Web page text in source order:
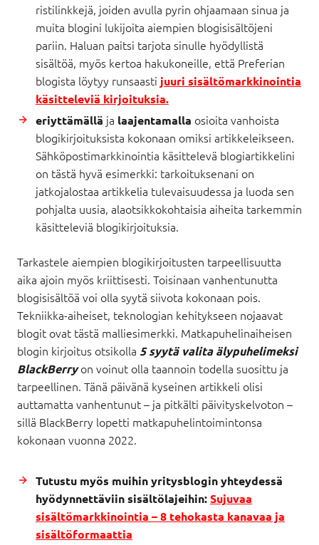
ristilinkkejä, joiden avulla pyrin ohjaamaan sinua ja
muita blogini lukijoita aiempien blogisisältöjeni
pariin. Haluan paitsi tarjota sinulle hyödyllistä
sisältöä, myös kertoa hakukoneille, että Preferian
blogista löytyy runsaasti juuri sisältömarkkinointia
käsitteleviä kirjoituksia.
eriyttämällä ja laajentamalla osioita vanhoista
blogikirjoituksista kokonaan omiksi artikkeleikseen.
Sähköpostimarkkinointia käsittelevä blogiartikkelini
on tästä hyvä esimerkki: tarkoituksenani on
jatkojalostaa artikkelia tulevaisuudessa ja luoda sen
pohjalta uusia, alaotsikkokohtaisia aiheita tarkemmin
käsitteleviä blogikirjoituksia.
Tarkastele aiempien blogikirjoitusten tarpeellisuutta
aika ajoin myös kriittisesti. Toisinaan vanhentunutta
blogisisältöä voi olla syytä siivota kokonaan pois.
Tekniikka-aiheiset, teknologian kehitykseen nojaavat
blogit ovat tästä malliesimerkki. Matkapuhelinaiheisen
blogin kirjoitus otsikolla 5 syytä valita älypuhelimeksi
BlackBerryon voinut olla taannoin todella suosittu ja
tarpeellinen. Tänä päivänä kyseinen artikkeli olisi
auttamatta vanhentunut – ja pitkälti päivityskelvoton –
sillä BlackBerry lopetti matkapuhelintoimintonsa
kokonaan vuonna 2022.
Tutustu myös muihin yritysblogin yhteydessä
hyödynnettäviin sisältölajeihin:Sujuvaa
sisältömarkkinointia – 8 tehokasta kanavaa ja
sisältöformaattia